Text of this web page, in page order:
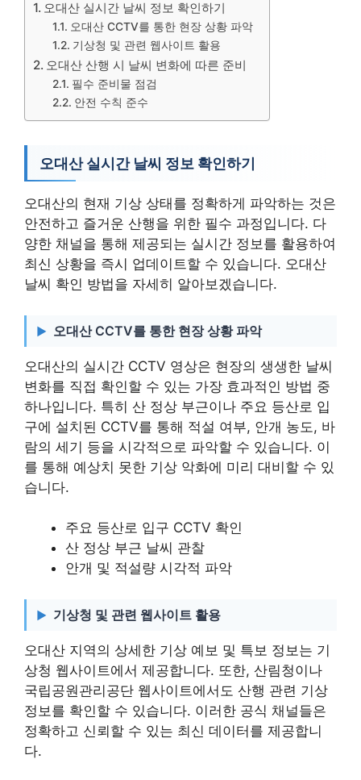
오대산 실시간 날씨 정보 확인하기
오대산 CCTV를 통한 현장 상황 파악
기상청 및 관련 웹사이트 활용
오대산 산행 시 날씨 변화에 따른 준비
필수 준비물 점검
안전 수칙 준수
오대산 실시간 날씨 정보 확인하기
오대산의 현재 기상 상태를 정확하게 파악하는 것은
안전하고 즐거운 산행을 위한 필수 과정입니다. 다
양한 채널을 통해 제공되는 실시간 정보를 활용하여
최신 상황을 즉시 업데이트할 수 있습니다. 오대산
날씨 확인 방법을 자세히 알아보겠습니다.
오대산 CCTV를 통한 현장 상황 파악
오대산의 실시간 CCTV 영상은 현장의 생생한 날씨
변화를 직접 확인할 수 있는 가장 효과적인 방법 중
하나입니다. 특히 산 정상 부근이나 주요 등산로 입
구에 설치된 CCTV를 통해 적설 여부, 안개 농도, 바
람의 세기 등을 시각적으로 파악할 수 있습니다. 이
를 통해 예상치 못한 기상 악화에 미리 대비할 수 있
습니다.
주요 등산로 입구 CCTV 확인
산 정상 부근 날씨 관찰
안개 및 적설량 시각적 파악
기상청 및 관련 웹사이트 활용
오대산 지역의 상세한 기상 예보 및 특보 정보는 기
상청 웹사이트에서 제공합니다. 또한, 산림청이나
국립공원관리공단 웹사이트에서도 산행 관련 기상
정보를 확인할 수 있습니다. 이러한 공식 채널들은
정확하고 신뢰할 수 있는 최신 데이터를 제공합니
다.